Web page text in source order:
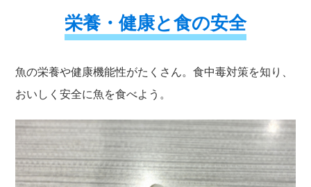
栄養・健康と食の安全
魚の栄養や健康機能性がたくさん。食中毒対策を知り、
おいしく安全に魚を食べよう。